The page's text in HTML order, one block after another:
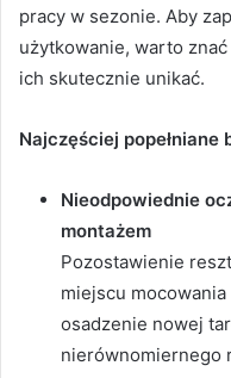
pracy w sezonie. Aby
użytkowanie, warto
ich skutecznie unikać.
Najczęściej popełniane
Nieodpowiednie
montażem
Pozostawienie
miejscu
osadzenie nowej
nierównomiernego